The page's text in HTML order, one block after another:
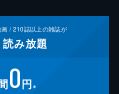
画 /210誌以上の雑誌が
読み放題
0円 ※